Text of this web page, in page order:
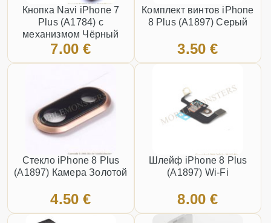
Кнопка Navi iPhone 7
Plus (A1784) с
механизмом Чёрный
Click working
7.00 €
Комплект винтов iPhone
8 Plus (A1897) Серый
3.50 €
Стекло iPhone 8 Plus
(A1897) Камера Золотой
4.50 €
Шлейф iPhone 8 Plus
(A1897) Wi-Fi
8.00 €